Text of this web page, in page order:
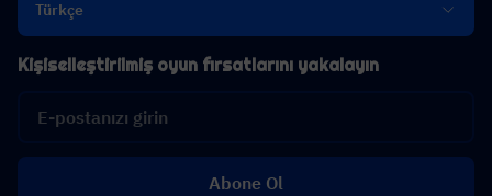
Türkçe
Kişiselleştirilmiş oyun fırsatlarını yakalayın
Abone Ol